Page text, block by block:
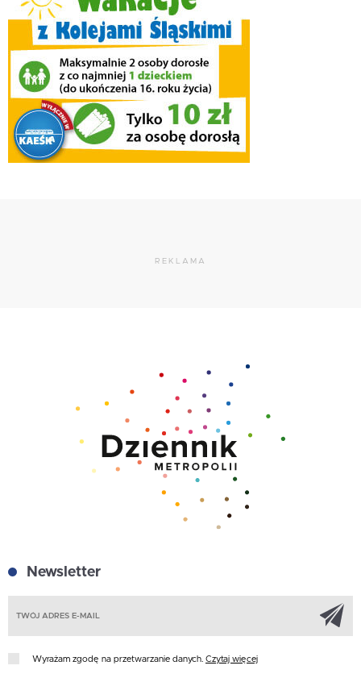
REKLAMA
Newsletter
Wyrażam zgodę na przetwarzanie danych. Czytaj więcej